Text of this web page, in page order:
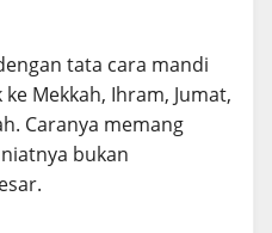
tata cara mandi
Mekkah, Ihram, Jumat,
Caranya memang
bukan